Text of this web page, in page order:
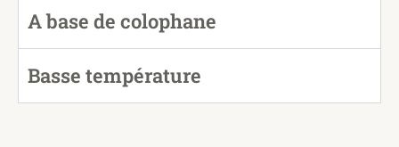
A base de colophane
Basse température